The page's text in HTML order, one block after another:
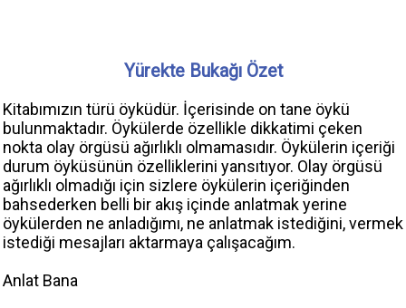
Yürekte Bukağı Özet
Kitabımızın türü öyküdür. İçerisinde on tane öykü
bulunmaktadır. Öykülerde özellikle dikkatimi çeken
nokta olay örgüsü ağırlıklı olmamasıdır. Öykülerin içeriği
durum öyküsünün özelliklerini yansıtıyor. Olay örgüsü
ağırlıklı olmadığı için sizlere öykülerin içeriğinden
bahsederken belli bir akış içinde anlatmak yerine
öykülerden ne anladığımı, ne anlatmak istediğini, vermek
istediği mesajları aktarmaya çalışacağım.
Anlat Bana